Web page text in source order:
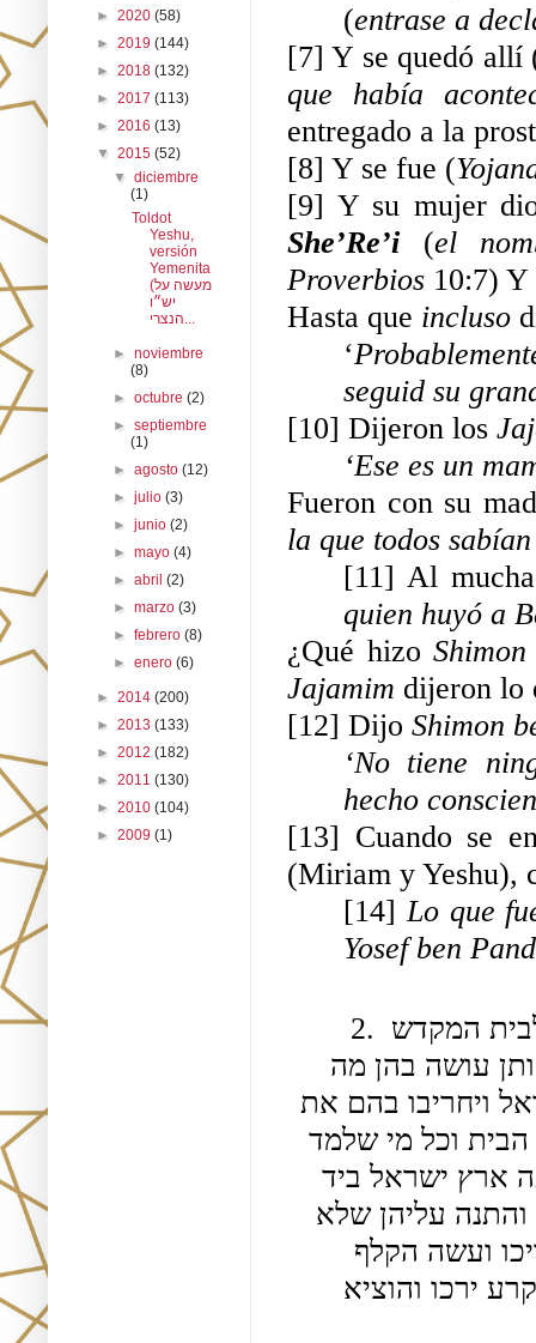
(entrase a
[7] Y se quedó allí
que había
entregado a la
[8] Y se fue (
[9] Y su mujer
She’Re’i (el
Proverbios 10:7) Y
Hasta que incluso
‘
seguid su
[10] Dijeron los
‘Ese es un
Fueron con su
la que todos
[11] Al
quien huyó a
¿Qué hizo
Jajamim dijeron lo
[12] Dijo Shimon
‘No tiene
hecho
[13] Cuando se
(Miriam y Yeshu),
[14] Lo que
Yosef ben
2. כיון ששמע הבן שהודית אמו והוא חייב מיתה גלה לבית המקדש
► 2020 (58)
► 2019 (144)
► 2018 (132)
► 2017 (113)
► 2016 (13)
▼ 2015 (52)
▼diciembre
(1)
Toldot
Yeshu,
versión
Yemenita
(מעשה על
יש״ו
הנצרי...
►noviembre
(8)
►octubre(2)
►septiembre
(1)
►agosto(12)
►julio(3)
►junio(2)
►mayo(4)
►abril(2)
►marzo(3)
►febrero(8)
►enero(6)
► 2014 (200)
► 2013 (133)
► 2012 (182)
► 2011 (130)
► 2010 (104)
► 2009 (1)